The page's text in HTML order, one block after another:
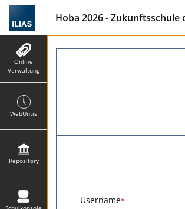
Hoba 2026 -
Online
Verwaltung
WebUntis
Repository
Username*